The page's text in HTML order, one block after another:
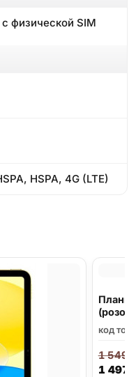
физической SIM
HSPA, 4G (LTE)
код
1 497
1 549